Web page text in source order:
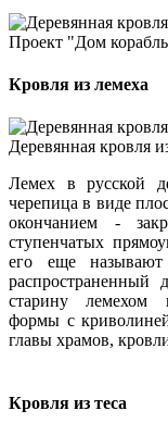
Проект "Дом
Кровля из лемеха
Деревянная кровля
Лемех в русской
черепица в виде
окончанием -
ступенчатых
его еще
распространенный
старину лемехом
формы с
главы храмов,
Кровля из теса